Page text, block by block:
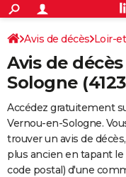
ACTUALITÉS
Politique
Société
Faits Divers
Education
Monde
Villes
+
SPORT
Coupe du monde 2026
Football
Tennis
Cyclisme
Rugby
Forum
CULTURE
FINANCE
Retraite
Impôts
Epargne
Immobilier
Risques naturels par ville
Banque
Assurance
Crédit
Essais
Réserver un essai
Citadines
Berlines
SUV
Forum auto
+
HIGH-TECH
Avis de décès Loir-
Avis de
Sologne
Accédez gratuitement
Vernou-en-Sologne.
trouver un avis de
plus ancien en tapant
code postal) d'une